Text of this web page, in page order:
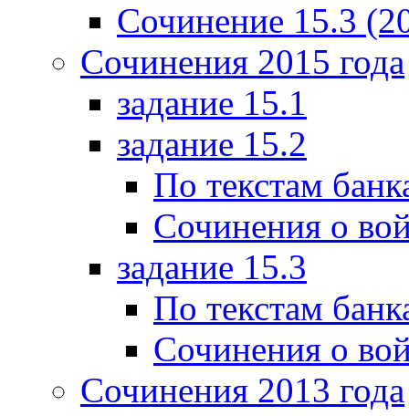
Сочинение 15.3
Сочинения 2015 года
задание 15.1
задание 15.2
По текстам
Сочинения о
задание 15.3
По текстам
Сочинения о
Сочинения 2013 года